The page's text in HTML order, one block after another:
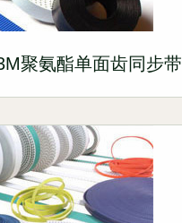
聚氨酯单面齿同步带